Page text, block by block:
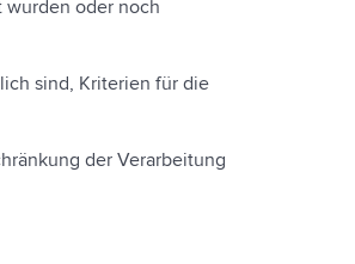
wurden oder noch
sind, Kriterien für die
der Verarbeitung